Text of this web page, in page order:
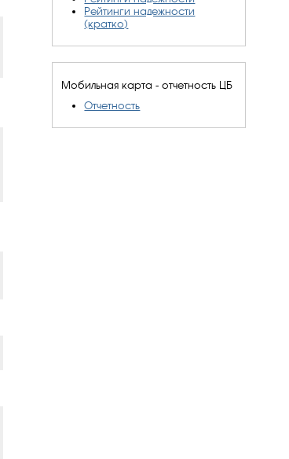
Рейтинги надежности
(кратко)
Мобильная карта - отчетность ЦБ
Отчетность